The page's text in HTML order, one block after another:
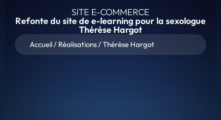
SITE E-COMMERCE
Refonte du site de e-learning pour la sexologue
Thérèse Hargot
Accueil/ Réalisations/Thérèse Hargot